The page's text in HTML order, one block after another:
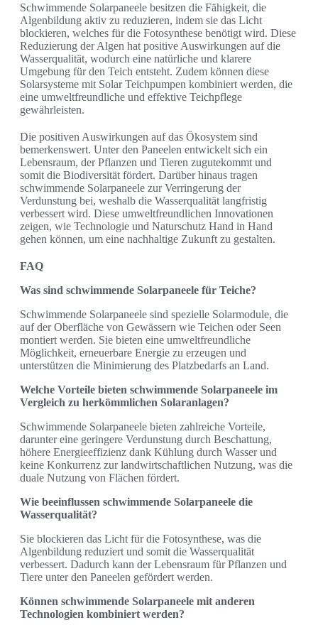
Schwimmende Solarpaneele besitzen die Fähigkeit, die
Algenbildung aktiv zu reduzieren, indem sie das Licht
blockieren, welches für die Fotosynthese benötigt wird. Diese
Reduzierung der Algen hat positive Auswirkungen auf die
Wasserqualität, wodurch eine natürliche und klarere
Umgebung für den Teich entsteht. Zudem können diese
Solarsysteme mit Solar Teichpumpen kombiniert werden, die
eine umweltfreundliche und effektive Teichpflege
gewährleisten.
Die positiven Auswirkungen auf das Ökosystem sind
bemerkenswert. Unter den Paneelen entwickelt sich ein
Lebensraum, der Pflanzen und Tieren zugutekommt und
somit die Biodiversität fördert. Darüber hinaus tragen
schwimmende Solarpaneele zur Verringerung der
Verdunstung bei, weshalb die Wasserqualität langfristig
verbessert wird. Diese umweltfreundlichen Innovationen
zeigen, wie Technologie und Naturschutz Hand in Hand
gehen können, um eine nachhaltige Zukunft zu gestalten.
FAQ
Was sind schwimmende Solarpaneele für Teiche?
Schwimmende Solarpaneele sind spezielle Solarmodule, die
auf der Oberfläche von Gewässern wie Teichen oder Seen
montiert werden. Sie bieten eine umweltfreundliche
Möglichkeit, erneuerbare Energie zu erzeugen und
unterstützen die Minimierung des Platzbedarfs an Land.
Welche Vorteile bieten schwimmende Solarpaneele im
Vergleich zu herkömmlichen Solaranlagen?
Schwimmende Solarpaneele bieten zahlreiche Vorteile,
darunter eine geringere Verdunstung durch Beschattung,
höhere Energieeffizienz dank Kühlung durch Wasser und
keine Konkurrenz zur landwirtschaftlichen Nutzung, was die
duale Nutzung von Flächen fördert.
Wie beeinflussen schwimmende Solarpaneele die
Wasserqualität?
Sie blockieren das Licht für die Fotosynthese, was die
Algenbildung reduziert und somit die Wasserqualität
verbessert. Dadurch kann der Lebensraum für Pflanzen und
Tiere unter den Paneelen gefördert werden.
Können schwimmende Solarpaneele mit anderen
Technologien kombiniert werden?